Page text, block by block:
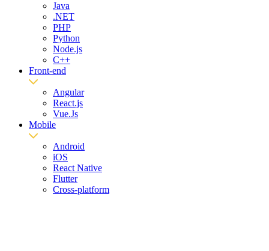
Java
.NET
PHP
Python
Node.js
C++
Front-end
Angular
React.js
Vue.Js
Mobile
Android
iOS
React Native
Flutter
Cross-platform